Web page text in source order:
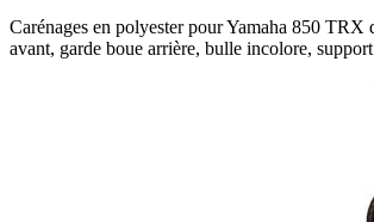
Carénages en polyester pour Yamaha 850 TRX
avant, garde boue arrière, bulle incolore,